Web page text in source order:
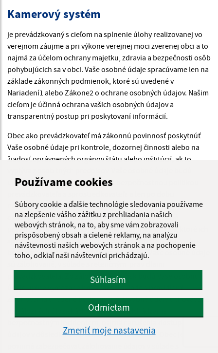
Používame cookies
Súbory cookie a ďalšie technológie sledovania používame
na zlepšenie vášho zážitku z prehliadania našich
webových stránok, na to, aby sme vám zobrazovali
prispôsobený obsah a cielené reklamy, na analýzu
návštevnosti našich webových stránok a na pochopenie
toho, odkiaľ naši návštevníci prichádzajú.
Súhlasím
Odmietam
Zmeniť moje nastavenia
Kamerový systém
je prevádzkovaný s cieľom na splnenie úlohy realizovanej vo
verejnom záujme a pri výkone verejnej moci zverenej obci a to
najmä za účelom ochrany majetku, zdravia a bezpečnosti osôb
pohybujúcich sa v obci. Vaše osobné údaje spracúvame len na
základe zákonných podmienok, ktoré sú uvedené v
Nariadení1 alebo Zákone2 o ochrane osobných údajov. Našim
cieľom je účinná ochrana vašich osobných údajov a
transparentný postup pri poskytovaní informácií.
Obec ako prevádzkovateľ má zákonnú povinnosť poskytnúť
Vaše osobné údaje pri kontrole, dozornej činnosti alebo na
žiadosť oprávnených orgánov štátu alebo inštitúcií, ak to
uchovávané bezpečne, v súlade s bezpečnostnou politikou
nevyhnutnú na splnenie účelu spracúvania. Prístup k vašim
osobným údajom budú mať výlučne osoby poverené
prevádzkovateľom na spracúvanie osobných údajov, ktoré ich
spracúvajú na základe pokynov prevádzkovateľa, v súlade s
bezpečnostnou politikou prevádzkovateľa. Vaše osobné údaje
prevádzkovateľa. Zo zálohových úložísk budú Vaše osobnú
údaje úplne vymazané hneď, ako v súlade s pravidlami
zálohovania uvedené bude možné. Osobné údaje uchovávané
na záložných úložiskách slúžia na predchádzanie
údajov v dôsledku bezpečnostného incidentu. Obec je